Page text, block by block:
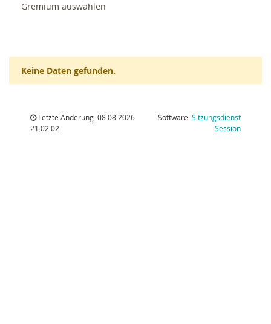
Gremium auswählen
Keine Daten gefunden.
Letzte Änderung: 08.08.2026
21:02:02
Software:Sitzungsdienst
Session(Wird in